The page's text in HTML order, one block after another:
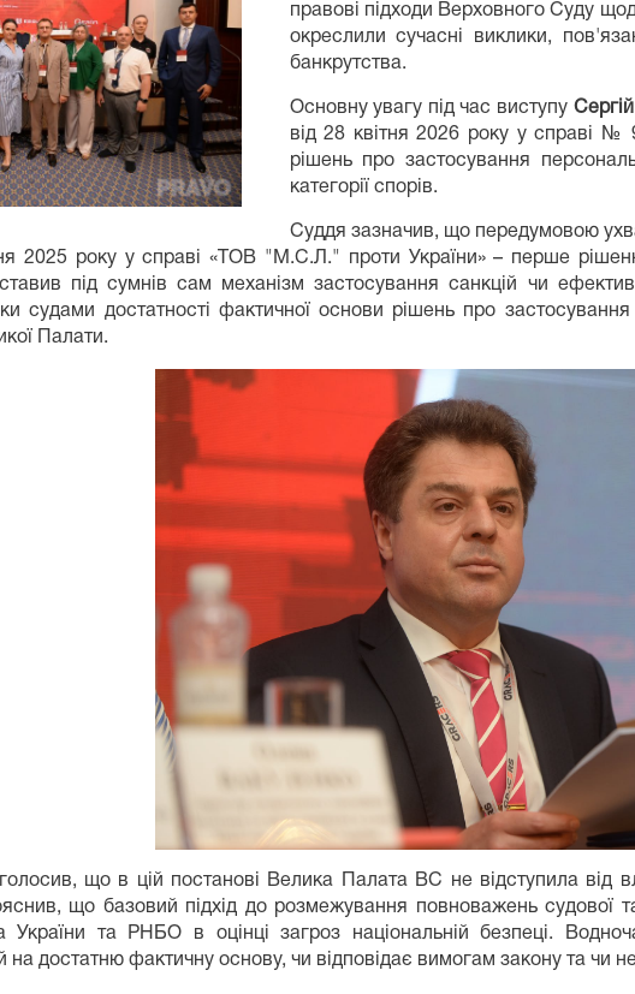
правові підходи Верховного Суду
окреслили сучасні виклики,
банкрутства.
Основну увагу під час виступу
від 28 квітня 2026 року у справі №
рішень про застосування
категорії спорів.
Суддя зазначив, що передумовою
2025 року у справі «ТОВ "М.С.Л." проти України» – перше
під сумнів сам механізм застосування санкцій чи
судами достатності фактичної основи рішень про
Палати.
що в цій постанові Велика Палата ВС не відступила від
що базовий підхід до розмежування повноважень
України та РНБО в оцінці загроз національній безпеці.
на достатню фактичну основу, чи відповідає вимогам закону та чи